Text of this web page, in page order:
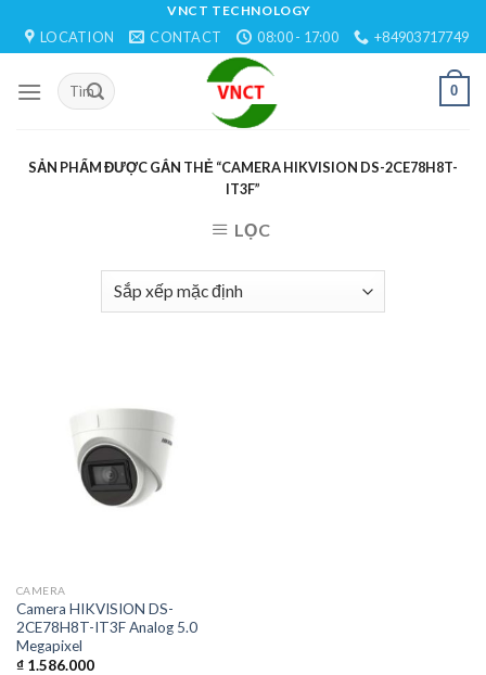
VNCT TECHNOLOGY
LOCATION CONTACT 08:00 - 17:00 +84903717749
0
SẢN PHẨM ĐƯỢC GẮN THẺ “CAMERA HIKVISION DS-2CE78H8T-
IT3F”
LỌC
CAMERA
Camera HIKVISION DS-
2CE78H8T-IT3F Analog 5.0
Megapixel
₫1.586.000